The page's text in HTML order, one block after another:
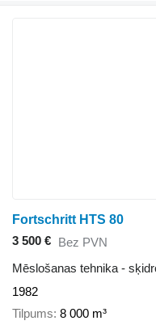
Fortschritt HTS 80
3 500 € Bez PVN
Mēslošanas tehnika -
1982
Tilpums 8 000 m³